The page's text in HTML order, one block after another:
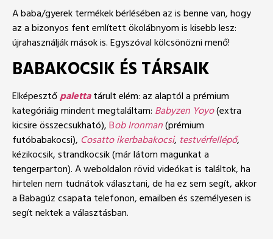
A baba/gyerek termékek bérlésében az is benne van, hogy
az a bizonyos fent említett ökolábnyom is kisebb lesz:
újrahasználják mások is. Egyszóval kölcsönözni menő!
BABAKOCSIK ÉS TÁRSAIK
Elképesztőpalettatárult elém: az alaptól a prémium
kategóriáig mindent megtaláltam: Babyzen Yoyo(extra
kicsire összecsukható),Bob Ironman(prémium
futóbabakocsi), Cosatto ikerbabakocsi, testvérfellépő,
kézikocsik, strandkocsik (már látom magunkat a
tengerparton). A weboldalon rövid videókat is találtok, ha
hirtelen nem tudnátok választani, de ha ez sem segít, akkor
a Babagúz csapata telefonon, emailben és személyesen is
segít nektek a választásban.